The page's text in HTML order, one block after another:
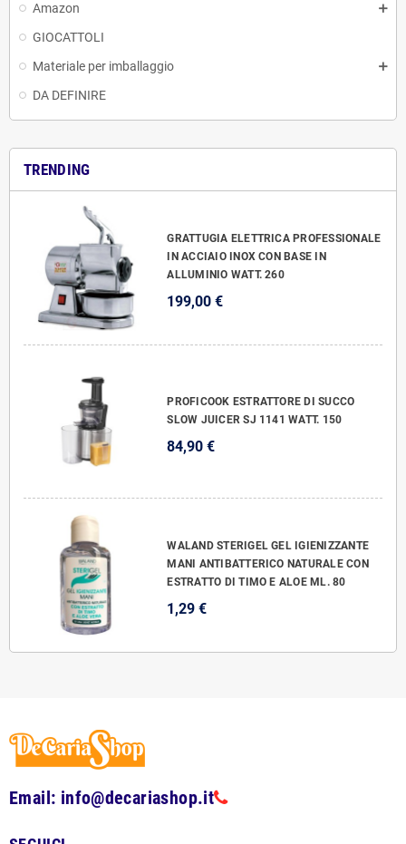
Amazon
GIOCATTOLI
Materiale per imballaggio
DA DEFINIRE
TRENDING
GRATTUGIA ELETTRICA PROFESSIONALE
IN ACCIAIO INOX CON BASE IN
ALLUMINIO WATT. 260
199,00 €
PROFICOOK ESTRATTORE DI SUCCO
SLOW JUICER SJ 1141 WATT. 150
84,90 €
WALAND STERIGEL GEL IGIENIZZANTE
MANI ANTIBATTERICO NATURALE CON
ESTRATTO DI TIMO E ALOE ML. 80
1,29 €
Email: info@decariashop.it